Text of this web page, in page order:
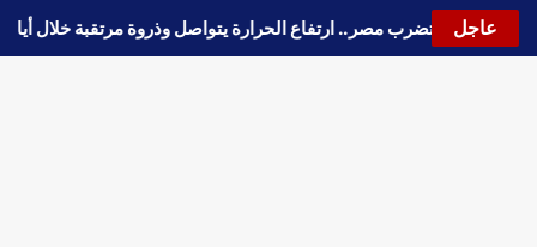
عاجل
حارة جديدة تضرب مصر.. ارتفاع الحرارة يتواصل وذروة مرتقبة خلال